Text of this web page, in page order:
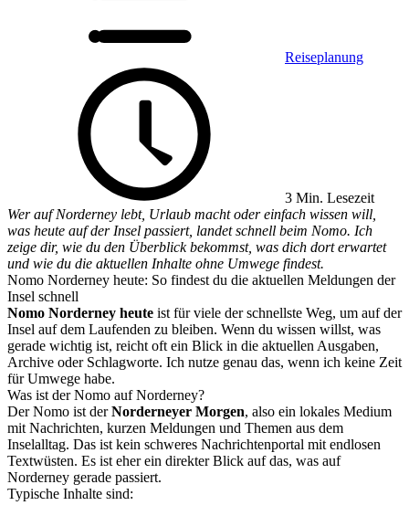
Reiseplanung
3 Min. Lesezeit
Wer auf Norderney lebt, Urlaub macht oder einfach wissen will,
was heute auf der Insel passiert, landet schnell beim Nomo. Ich
zeige dir, wie du den Überblick bekommst, was dich dort erwartet
und wie du die aktuellen Inhalte ohne Umwege findest.
Nomo Norderney heute: So findest du die aktuellen Meldungen der
Insel schnell
Nomo Norderney heute ist für viele der schnellste Weg, um auf der
Insel auf dem Laufenden zu bleiben. Wenn du wissen willst, was
gerade wichtig ist, reicht oft ein Blick in die aktuellen Ausgaben,
Archive oder Schlagworte. Ich nutze genau das, wenn ich keine Zeit
für Umwege habe.
Was ist der Nomo auf Norderney?
Der Nomo ist derNorderneyer Morgen, also ein lokales Medium
mit Nachrichten, kurzen Meldungen und Themen aus dem
Inselalltag. Das ist kein schweres Nachrichtenportal mit endlosen
Textwüsten. Es ist eher ein direkter Blick auf das, was auf
Norderney gerade passiert.
Typische Inhalte sind: